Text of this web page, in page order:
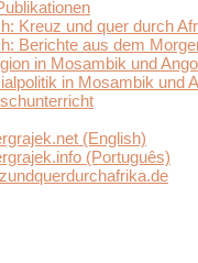
Kreuz und quer durch
Berichte aus dem
in Mosambik und
in Mosambik und
(English)
(Português)